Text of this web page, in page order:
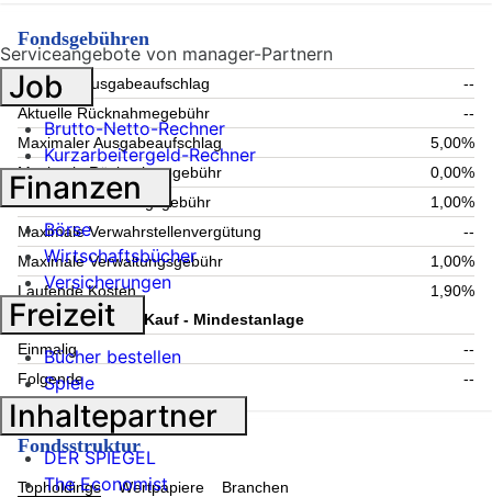
Fondsgebühren
Aktueller Ausgabeaufschlag
--
Aktuelle Rücknahmegebühr
--
Maximaler Ausgabeaufschlag
5,00%
Maximale Rücknahmegebühr
0,00%
Aktuelle Verwaltungsgebühr
1,00%
Maximale Verwahrstellenvergütung
--
Maximale Verwaltungsgebühr
1,00%
Laufende Kosten
1,90%
Information zum Kauf - Mindestanlage
Einmalig
--
Folgende
--
Fondsstruktur
Topholdings Wertpapiere Branchen
Serviceangebote von manager-Partnern
Job
Brutto-Netto-Rechner
Kurzarbeitergeld-Rechner
Finanzen
Börse
Wirtschaftsbücher
Versicherungen
Freizeit
Bücher bestellen
Spiele
Inhaltepartner
DER SPIEGEL
The Economist